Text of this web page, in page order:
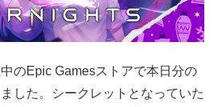
のEpic Gamesストアで本日分の
した。シークレットとなっていた